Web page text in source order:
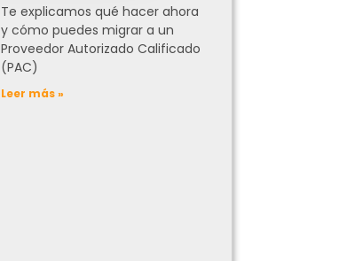
Te explicamos qué hacer ahora
y cómo puedes migrar a un
Proveedor Autorizado Calificado
(PAC)
Leer más »